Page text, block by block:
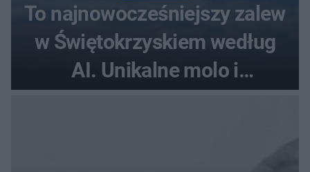
To najnowocześniejszy zalew
w Świętokrzyskiem według
AI. Unikalne molo i
promenada